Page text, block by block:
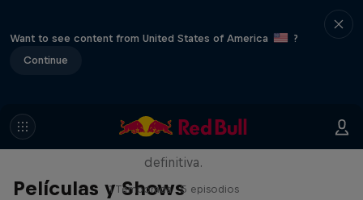
Want to see content from United States of America
?
Continue
Películas y Shows
Los mejores atletas HYROX compiten
definitiva.
1 Temporada · 5 episodios